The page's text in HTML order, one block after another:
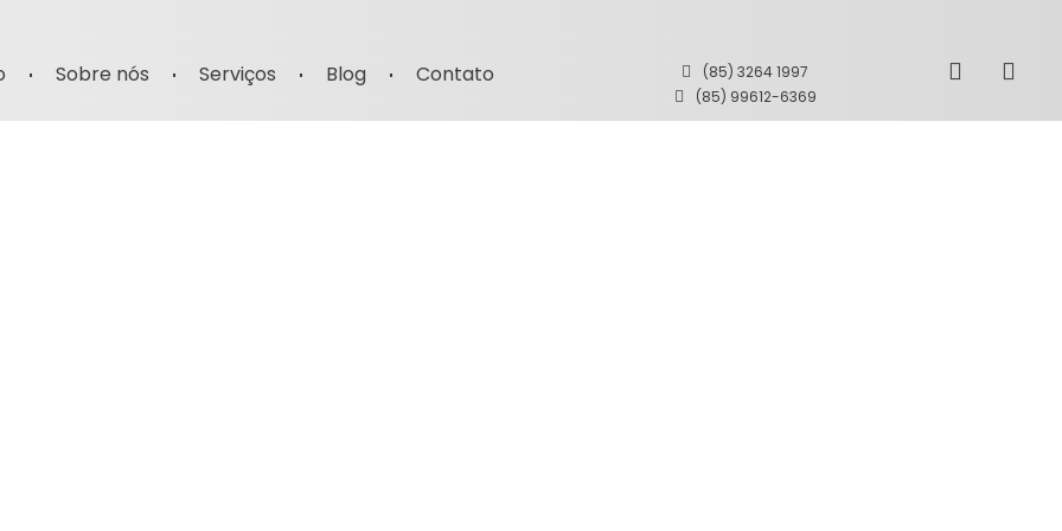
Sobre nós Serviços Blog Contato
(85) 3264 1997
(85) 99612-6369